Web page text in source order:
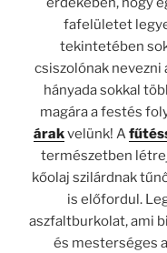
fafelületet
tekintetében
csiszolónak nevezni
hányada sokkal
magára a festés
árakvelünk! A
természetben
kőolaj szilárdnak
is előfordul.
aszfaltburkolat, ami
és mesterséges